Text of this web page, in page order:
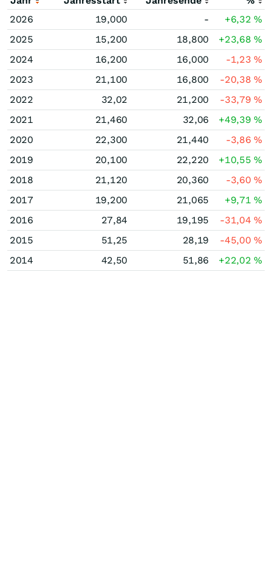
2026
19,000 - +6,32%
2025
15,200 18,800 +23,68%
2024
16,200 16,000 -1,23%
2023
21,100 16,800 -20,38%
2022
32,02 21,200 -33,79%
2021
21,460 32,06 +49,39%
2020
22,300 21,440 -3,86%
2019
20,100 22,220 +10,55%
2018
21,120 20,360 -3,60%
2017
19,200 21,065 +9,71%
2016
27,84 19,195 -31,04%
2015
51,25 28,19 -45,00%
2014
42,50 51,86 +22,02%